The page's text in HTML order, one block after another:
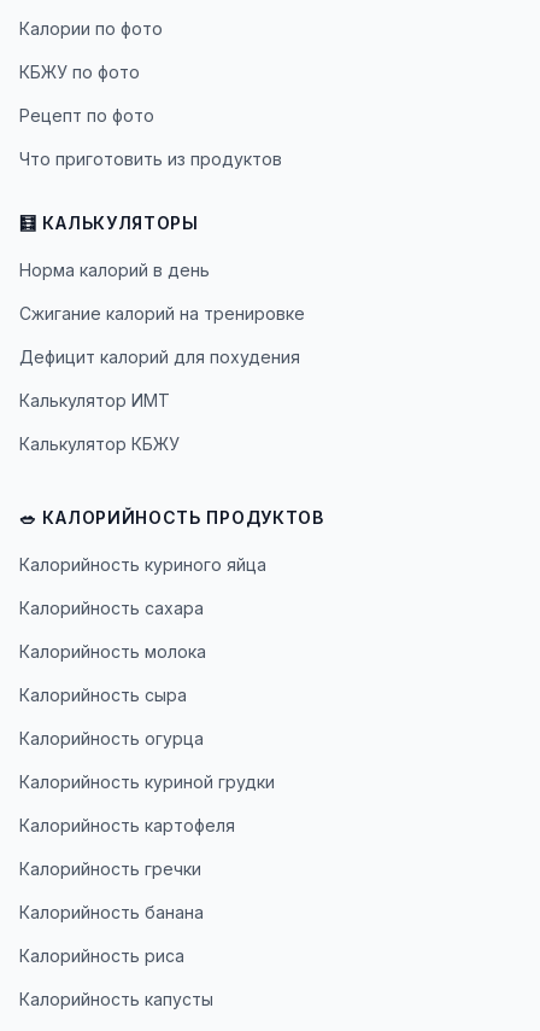
Калории по фото
КБЖУ по фото
Рецепт по фото
Что приготовить из продуктов
🧮 КАЛЬКУЛЯТОРЫ
Норма калорий в день
Сжигание калорий на тренировке
Дефицит калорий для похудения
Калькулятор ИМТ
Калькулятор КБЖУ
🥗 КАЛОРИЙНОСТЬ ПРОДУКТОВ
Калорийность куриного яйца
Калорийность сахара
Калорийность молока
Калорийность сыра
Калорийность огурца
Калорийность куриной грудки
Калорийность картофеля
Калорийность гречки
Калорийность банана
Калорийность риса
Калорийность капусты